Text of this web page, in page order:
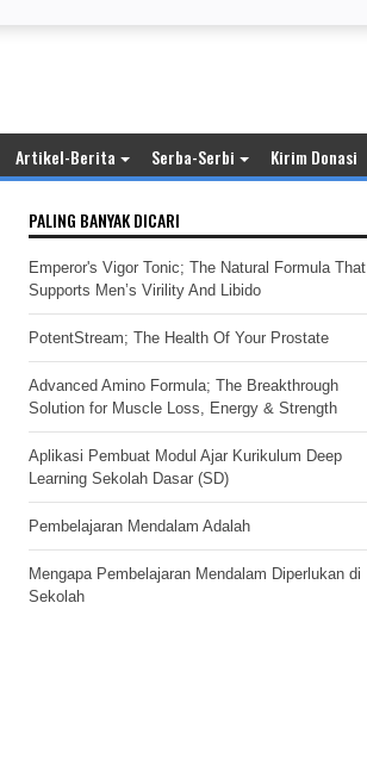
Artikel-Berita Serba-Serbi Kirim Donasi
PALING BANYAK DICARI
Emperor's Vigor Tonic; The Natural Formula That
Supports Men’s Virility And Libido
PotentStream; The Health Of Your Prostate
Advanced Amino Formula; The Breakthrough
Solution for Muscle Loss, Energy & Strength
Aplikasi Pembuat Modul Ajar Kurikulum Deep
Learning Sekolah Dasar (SD)
Pembelajaran Mendalam Adalah
Mengapa Pembelajaran Mendalam Diperlukan di
Sekolah